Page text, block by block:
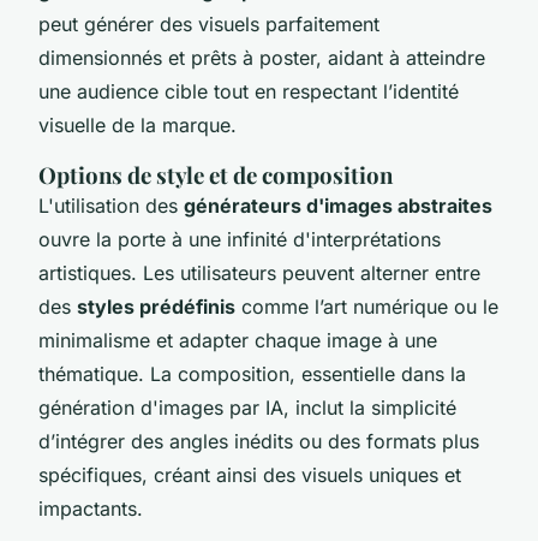
peut générer des visuels parfaitement
dimensionnés et prêts à poster, aidant à atteindre
une audience cible tout en respectant l’identité
visuelle de la marque.
Options de style et de composition
L'utilisation des générateurs d'images abstraites
ouvre la porte à une infinité d'interprétations
artistiques. Les utilisateurs peuvent alterner entre
des styles prédéfinis comme l’art numérique ou le
minimalisme et adapter chaque image à une
thématique. La composition, essentielle dans la
génération d'images par IA, inclut la simplicité
d’intégrer des angles inédits ou des formats plus
spécifiques, créant ainsi des visuels uniques et
impactants.